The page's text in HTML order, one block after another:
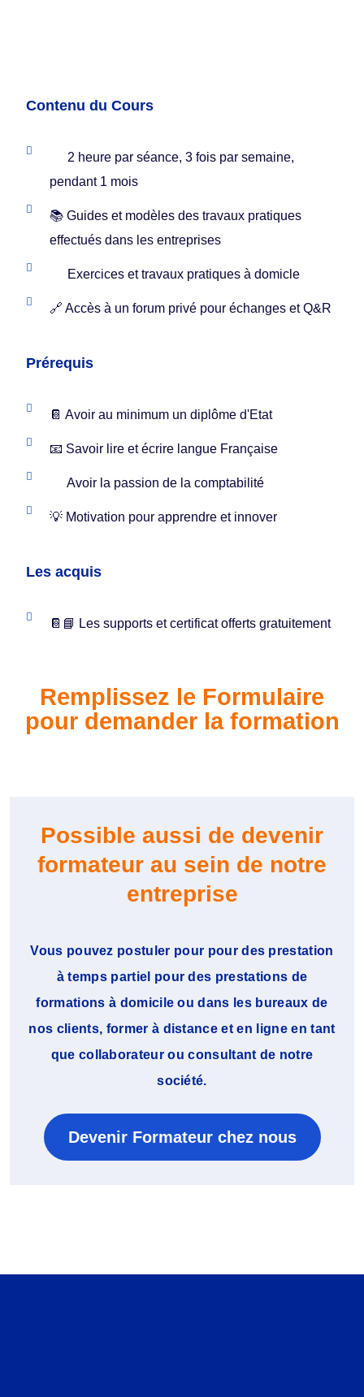
Contenu du Cours
2 heure par séance, 3 fois par semaine,
pendant 1 mois
📚 Guides et modèles des travaux pratiques
effectués dans les entreprises
Exercices et travaux pratiques à domicle
🔗 Accès à un forum privé pour échanges et Q&R
Prérequis
📔 Avoir au minimum un diplôme d'Etat
📧 Savoir lire et écrire langue Française
Avoir la passion de la comptabilité
💡 Motivation pour apprendre et innover
Les acquis
📔📘 Les supports et certificat offerts gratuitement
Remplissez le Formulaire
pour demander la formation
Possible aussi de devenir
formateur au sein de notre
entreprise
Vous pouvez postuler pour pour des prestation
à temps partiel pour des prestations de
formations à domicile ou dans les bureaux de
nos clients, former à distance et en ligne en tant
que collaborateur ou consultant de notre
société.
Devenir Formateur chez nous